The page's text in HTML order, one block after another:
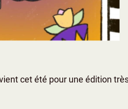
cet été pour une édition